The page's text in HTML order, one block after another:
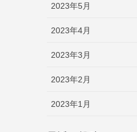
2023年5月
2023年4月
2023年3月
2023年2月
2023年1月